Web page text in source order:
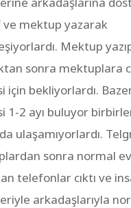
mektup yazarak
Mektup
sonra mektuplara
için bekliyorlardı.
1-2 ayı buluyor
ulaşamıyorlardı.
sonra normal
telefonlar cıktı ve
arkadaşlarıyla